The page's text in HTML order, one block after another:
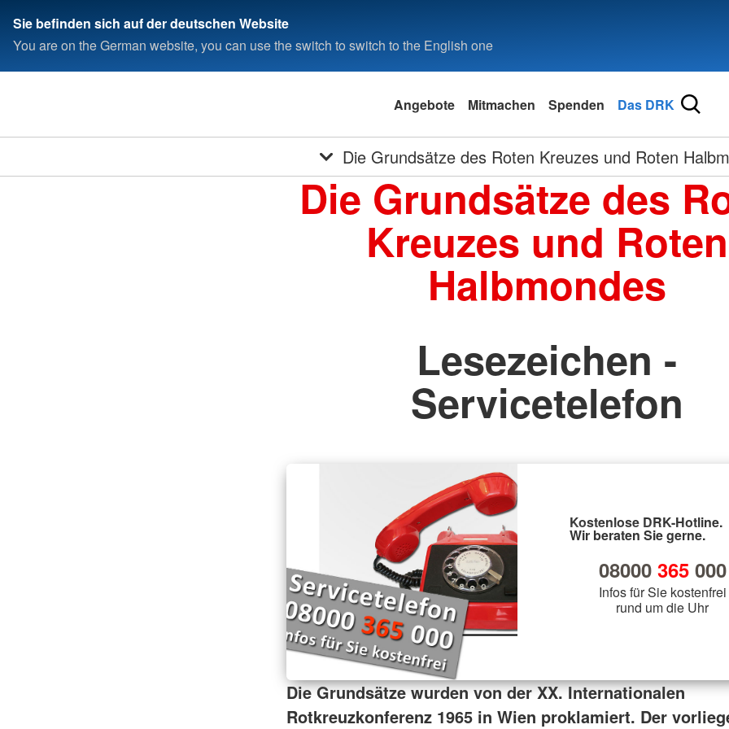
Sie befinden sich auf der deutschen Website
You are on the German website, you can use the switch to switch to the English one
Angebote Mitmachen Spenden Das DRK
Die Grundsätze des Roten Kreuzes und Roten
Die Grundsätze des
Kreuzes und Roten
Halbmondes
Lesezeichen -
Servicetelefon
Kostenlose DRK-Hotline.
Wir beraten Sie gerne.
08000 365000
Infos für Sie kostenfrei
rund um die Uhr
Die Grundsätze wurden von der XX. Internationalen
Rotkreuzkonferenz 1965 in Wien proklamiert. Der